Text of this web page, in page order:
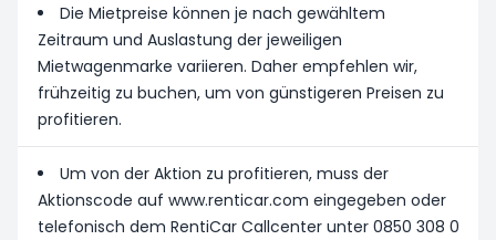
Die Mietpreise können je nach gewähltem
Zeitraum und Auslastung der jeweiligen
Mietwagenmarke variieren. Daher empfehlen wir,
frühzeitig zu buchen, um von günstigeren Preisen zu
profitieren.
Um von der Aktion zu profitieren, muss der
Aktionscode auf www.renticar.com eingegeben oder
telefonisch dem RentiCar Callcenter unter 0850 308 0